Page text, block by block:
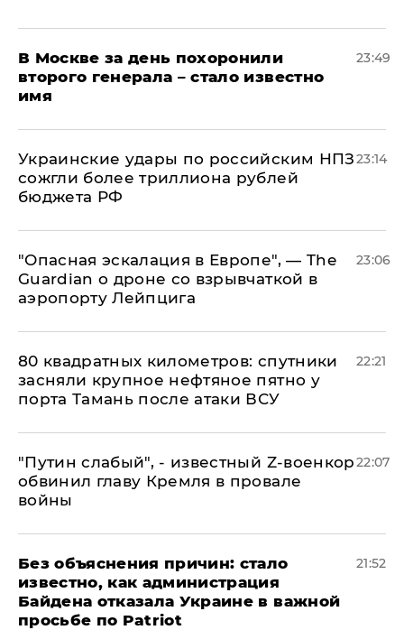
В Москве за день похоронили
второго генерала – стало известно
имя
23:49
Украинские удары по российским НПЗ
сожгли более триллиона рублей
бюджета РФ
23:14
"Опасная эскалация в Европе", — The
Guardian о дроне со взрывчаткой в
аэропорту Лейпцига
23:06
80 квадратных километров: спутники
засняли крупное нефтяное пятно у
порта Тамань после атаки ВСУ
22:21
​"Путин слабый", - известный Z-военкор
обвинил главу Кремля в провале
войны
22:07
Без объяснения причин: стало
известно, как администрация
Байдена отказала Украине в важной
просьбе по Patriot
21:52